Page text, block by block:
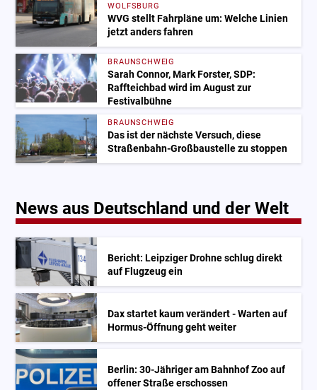
WOLFSBURG
WVG stellt Fahrpläne um: Welche Linien
jetzt anders fahren
BRAUNSCHWEIG
Sarah Connor, Mark Forster, SDP:
Raffteichbad wird im August zur
Festivalbühne
BRAUNSCHWEIG
Das ist der nächste Versuch, diese
Straßenbahn-Großbaustelle zu stoppen
News aus Deutschland und der Welt
Bericht: Leipziger Drohne schlug direkt
auf Flugzeug ein
Dax startet kaum verändert - Warten auf
Hormus-Öffnung geht weiter
Berlin: 30-Jähriger am Bahnhof Zoo auf
offener Straße erschossen